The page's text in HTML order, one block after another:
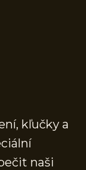
kľučky a
naši